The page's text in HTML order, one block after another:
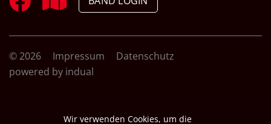
© 2026 Impressum
Datenschutz
powered by indual
Wir verwenden Cookies, um die